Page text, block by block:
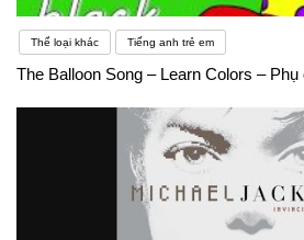
Thể loại khác Tiếng anh trẻ em
The Balloon Song – Learn Colors –